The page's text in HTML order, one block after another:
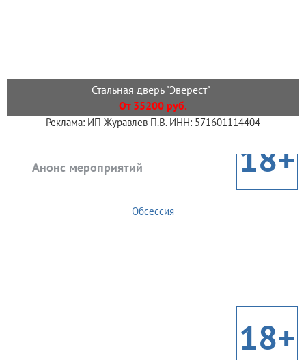
Стальная дверь "Эверест"
От 35200 руб.
Реклама: ИП Журавлев П.В. ИНН: 571601114404
Анонс мероприятий 18+
Обсессия
18+